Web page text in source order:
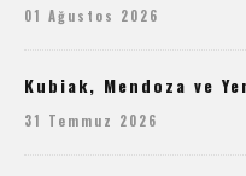
01 Ağustos 2026
Kubiak, Mendoza ve
31 Temmuz 2026